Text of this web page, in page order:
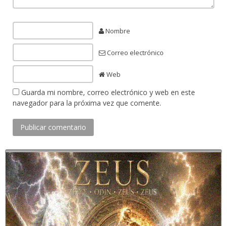
Nombre
Correo electrónico
Web
Guarda mi nombre, correo electrónico y web en este
navegador para la próxima vez que comente.